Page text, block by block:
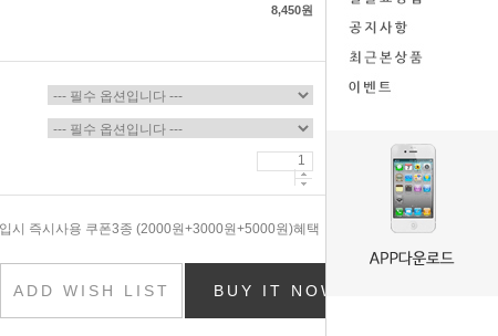
8,450원
시 즉시사용 쿠폰3종 (2000원+3000원+5000원)혜택
ADD WISH LIST BUY IT NOW